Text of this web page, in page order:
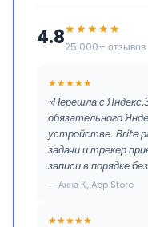
4.8★★★★★
25 000+ отзывов
★★★★★
«Перешла с
обязательного
устройстве. Brite
задачи и трекер
записи в порядке
— Анна К., App Store
★★★★★